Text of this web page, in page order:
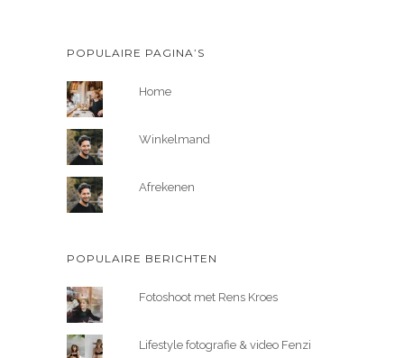
POPULAIRE PAGINA’S
Home
Winkelmand
Afrekenen
POPULAIRE BERICHTEN
Fotoshoot met Rens Kroes
Lifestyle fotografie & video Fenzi